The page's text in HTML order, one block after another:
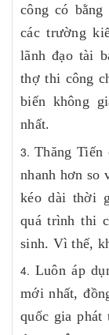
công có
các trường
lãnh đạo tài
thợ thi công
biến không
nhất.
Thăng
nhanh hơn so
kéo dài thời
quá trình thi
sinh. Vì thế,
Luôn áp
mới nhất,
quốc gia